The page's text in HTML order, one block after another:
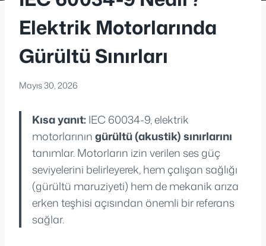
Elektrik Motorlarında
Gürültü Sınırları
Mayıs 30, 2026
Kısa yanıt:IEC 60034-9, elektrik
motorlarınıngürültü (akustik) sınırlarını
tanımlar. Motorların izin verilen ses güç
seviyelerini belirleyerek, hem çalışan sağlığı
(gürültü maruziyeti) hem de mekanik arıza
erken teşhisi açısından önemli bir referans
sağlar.